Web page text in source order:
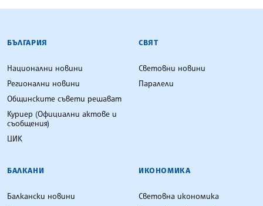
БЪЛГАРСКА ТЕЛЕГРАФНА АГЕНЦИЯ
БЪЛГАРИЯ
Национални новини
Регионални новини
Общинските съвети решават
Куриер (Официални актове и
съобщения)
ЦИК
СВЯТ
Световни новини
Паралели
БАЛКАНИ
Балкански новини
ИКОНОМИКА
Световна икономика